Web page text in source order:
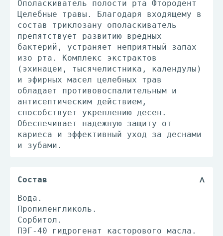
Ополаскиватель полости рта Фтородент
Целебные травы. Благодаря входящему в
состав триклозану ополаскиватель
препятствует развитию вредных
бактерий, устраняет неприятный запах
изо рта. Комплекс экстрактов
(эхинацеи, тысячелистника, календулы)
и эфирных масел целебных трав
обладает противовоспалительным и
антисептическим действием,
способствует укреплению десен.
Обеспечивает надежную защиту от
кариеса и эффективный уход за деснами
и зубами.
Состав
Вода.
Пропиленгликоль.
Сорбитол.
ПЭГ-40 гидрогенат касторового масла.